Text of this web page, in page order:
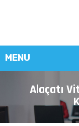
Alaçatı